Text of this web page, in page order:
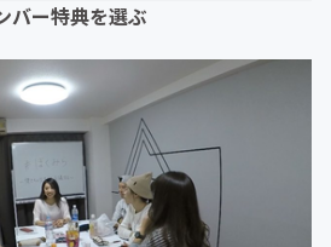
バー特典を選ぶ